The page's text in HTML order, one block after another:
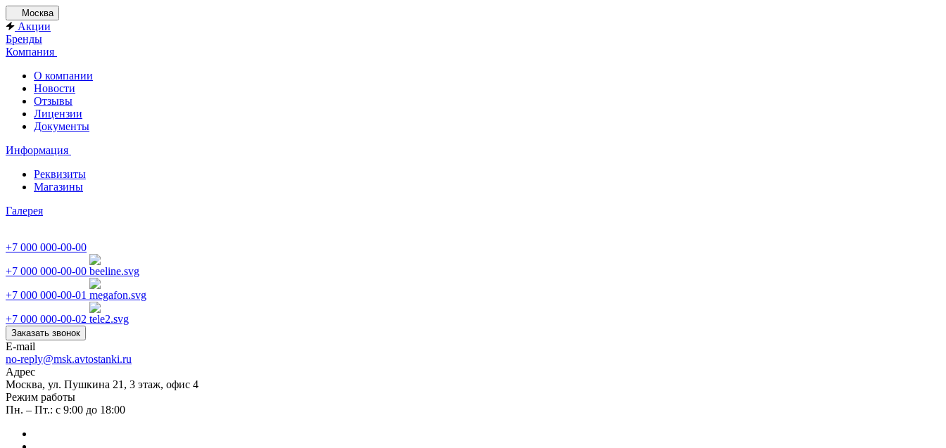
Москва
Акции
Бренды
Компания
О компании
Новости
Отзывы
Лицензии
Документы
Информация
Реквизиты
Магазины
Галерея
+7 000 000-00-00
+7 000 000-00-00
+7 000 000-00-01
+7 000 000-00-02
Заказать звонок
E-mail
no-reply@msk.avtostanki.ru
Адрес
Москва, ул. Пушкина 21, 3 этаж, офис 4
Режим работы
Пн. – Пт.: с 9:00 до 18:00